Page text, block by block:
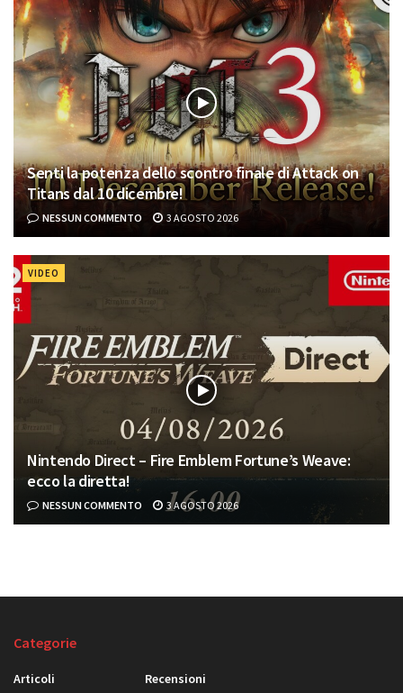
Senti la potenza dello scontro finale di Attack on
Titans dal 10 dicembre!
NESSUN COMMENTO 3 AGOSTO 2026
VIDEO
Nintendo Direct – Fire Emblem Fortune’s Weave:
ecco la diretta!
NESSUN COMMENTO 3 AGOSTO 2026
Categorie
Articoli
Recensioni